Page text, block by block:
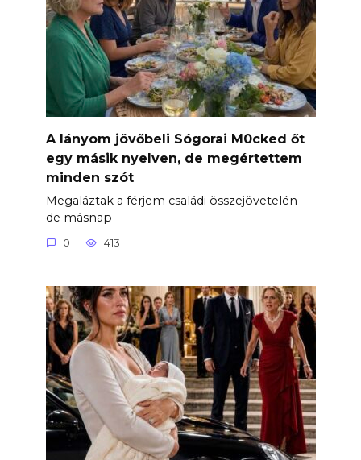
A lányom jövőbeli Sógorai M0cked őt
egy másik nyelven, de megértettem
minden szót
Megaláztak a férjem családi összejövetelén –
de másnap
0 413